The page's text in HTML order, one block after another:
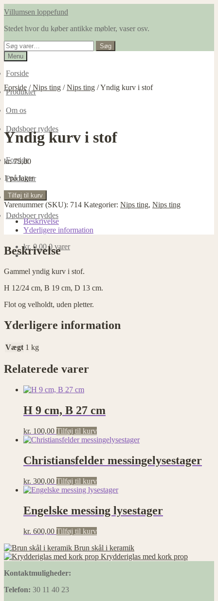
Spring
navigation
Spring
indhold
Villumsen loppefund
Stedet hvor du køber antikke møbler, vaser osv.
Søg
efter:
Søg
Menu
Forside
Produkter
Om os
Dødsboer ryddes
Forside
Produkter
Om os
Dødsboer ryddes
kr. 0,00 0 varer
Forside /Nips ting /Nips ting /Yndig kurv i stof
Yndig kurv i stof
kr.75,00
1 på lager
Yndig
kurv
stof
antal
Tilføj til kurv
Varenummer (SKU): 714 Kategorier: Nips ting, Nips ting
Beskrivelse
Yderligere information
Beskrivelse
Gammel yndig kurv i stof.
H 12/24 cm, B 19 cm, D 13 cm.
Flot og velholdt, uden pletter.
Yderligere information
Vægt 1 kg
Relaterede varer
H 9 cm, B 27 cm
kr. 100,00 Tilføj til kurv
Christiansfelder messingelysestager
kr. 300,00 Tilføj til kurv
Engelske messing lysestager
kr. 600,00 Tilføj til kurv
Brun skål i keramik
Krydderiglas med kork prop
Kontaktmuligheder:
Telefon: 30 11 40 23